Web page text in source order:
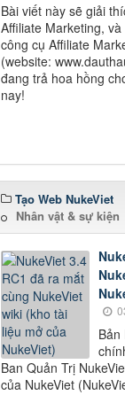
Bài viết này sẽ giải
Affiliate Marketing,
công cụ Affiliate
(website:
đang trả hoa hồng
nay!
Tạo Web NukeViet
Nhân vật & sự kiện
Bản
Ban Quản Trị
của NukeViet